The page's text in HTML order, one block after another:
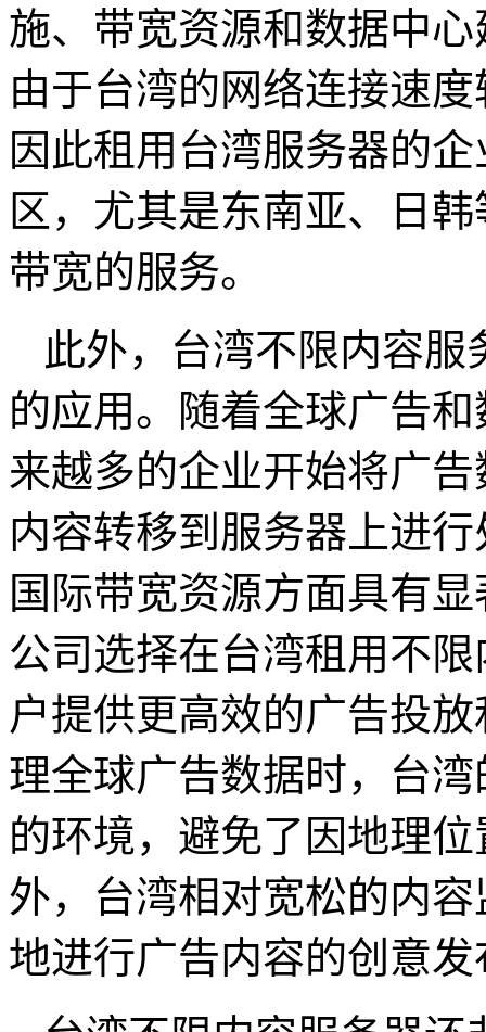
施、带宽资源和数据中
由于台湾的网络连接速
因此租用台湾服务器的
区，尤其是东南亚、日
带宽的服务。
此外，台湾不限内容
的应用。随着全球广告
来越多的企业开始将广
内容转移到服务器上进
国际带宽资源方面具有
公司选择在台湾租用不
户提供更高效的广告投
理全球广告数据时，台
的环境，避免了因地理
外，台湾相对宽松的内
地进行广告内容的创意